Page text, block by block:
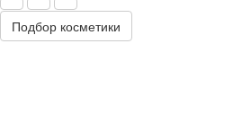
Подбор косметики